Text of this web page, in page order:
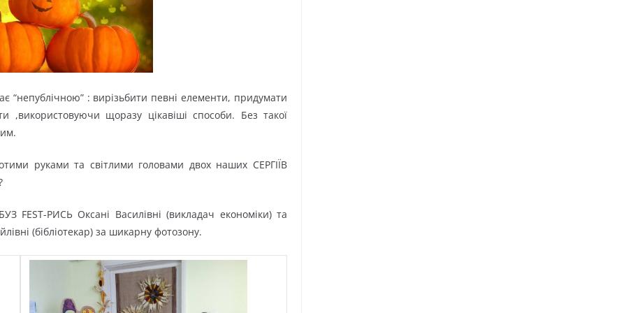
“непублічною” : вирізьбити певні елементи, придумати
,використовуючи щоразу цікавіші способи. Без такої
руками та світлими головами двох наших СЕРГІЇВ
FEST-РИСЬ Оксані Василівні (викладач економіки) та
(бібліотекар) за шикарну фотозону.